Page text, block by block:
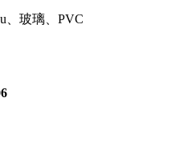
、玻璃、PVC